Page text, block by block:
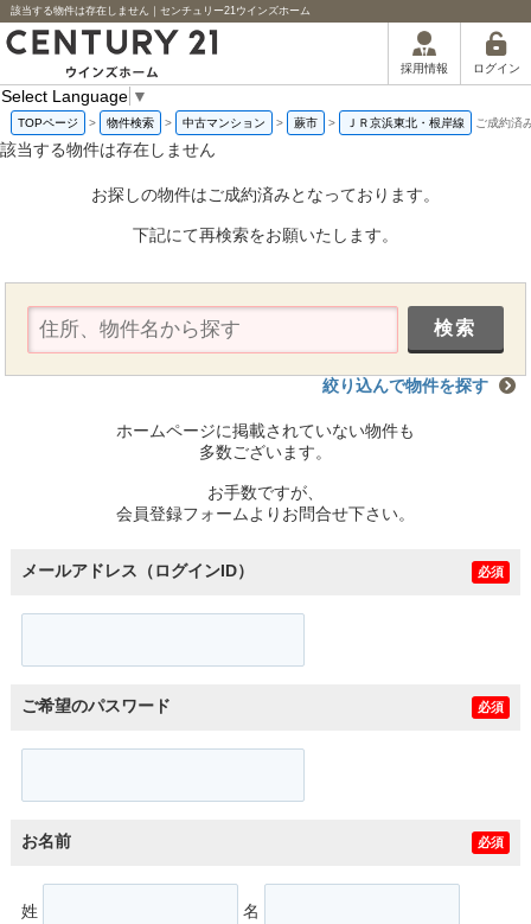
該当する物件は存在しません｜センチュリー21ウインズホーム
採用情報 ログイン
Select Language ▼
TOPページ > 物件検索 > 中古マンション > 蕨市 > ＪＲ京浜東北・根岸線 ご成約済
該当する物件は存在しません
お探しの物件はご成約済みとなっております。
下記にて再検索をお願いたします。
絞り込んで物件を探す
ホームページに掲載されていない物件も
多数ございます。
お手数ですが、
会員登録フォームよりお問合せ下さい。
メールアドレス（ログインID） 必須
ご希望のパスワード 必須
お名前 必須
姓 名